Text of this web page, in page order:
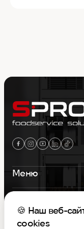
Меню
Контакти
Графік роботи
🍪 Наш веб-
cookies